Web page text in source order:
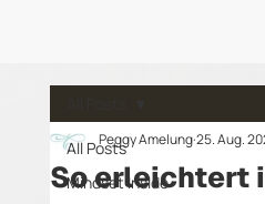
All Posts
Mindset Inside
So erleichtert
Peggy Amelung25. Aug.